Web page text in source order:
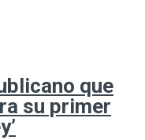
que
su primer